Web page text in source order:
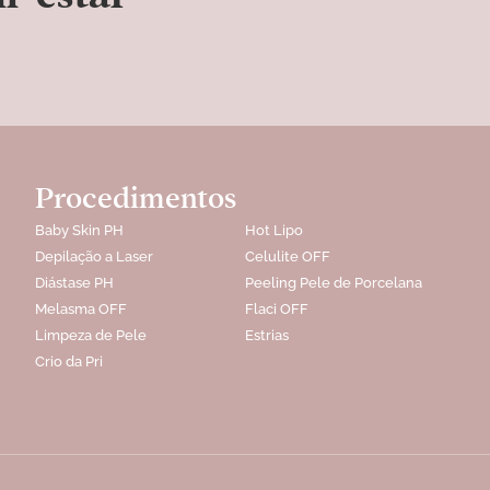
Procedimentos
Baby Skin PH
Hot Lipo
Depilação a Laser
Celulite OFF
Diástase PH
Peeling Pele de Porcelana
Melasma OFF
Flaci OFF
Limpeza de Pele
Estrias
Crio da Pri